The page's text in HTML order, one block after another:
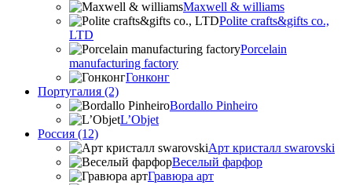
Maxwell & williams
Polite crafts&gifts co.,
LTD
Porcelain
manufacturing factory
Гонконг
Португалия (2)
Bordallo Pinheiro
L’Objet
Россия (12)
Арт кристалл swarovski
Веселый фарфор
Гравюра арт